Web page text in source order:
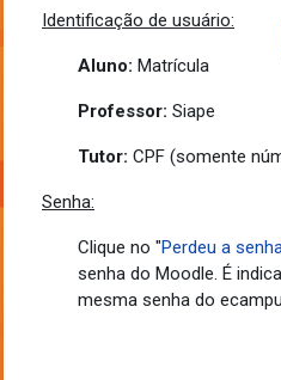
Identificação de usuário:
Aluno: Matrícula
Professor: Siape
Tutor: CPF (somente
Senha:
Clique no "Perdeu a
senha do Moodle. É
mesma senha do